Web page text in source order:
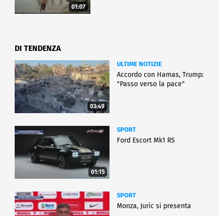
01:07
DI TENDENZA
03:49
ULTIME NOTIZIE
Accordo con Hamas, Trump:
"Passo verso la pace"
01:15
SPORT
Ford Escort Mk1 RS
SPORT
Monza, Juric si presenta